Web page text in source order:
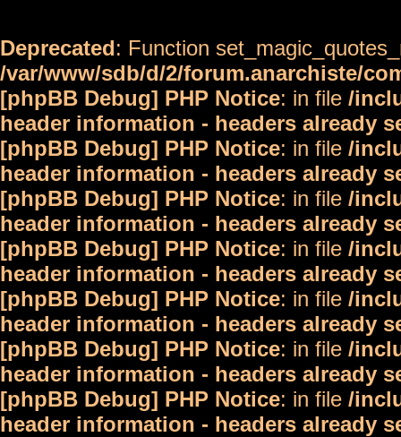
Deprecated: Function
/var/www/sdb/d/2/forum.anarchiste/
[phpBB Debug] PHP Notice: in file /
header information - headers already
[phpBB Debug] PHP Notice: in file /
header information - headers already
[phpBB Debug] PHP Notice: in file /
header information - headers already
[phpBB Debug] PHP Notice: in file /
header information - headers already
[phpBB Debug] PHP Notice: in file /
header information - headers already
[phpBB Debug] PHP Notice: in file /
header information - headers already
[phpBB Debug] PHP Notice: in file /
header information - headers already